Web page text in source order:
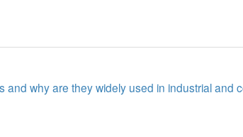
and why are they widely used in industrial and